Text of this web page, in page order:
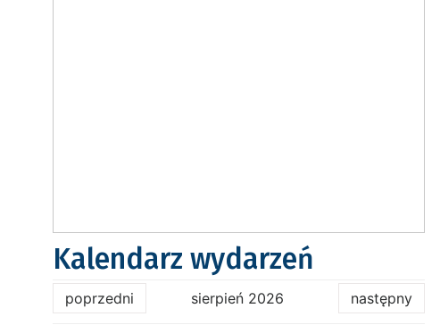
Kalendarz wydarzeń
poprzedni sierpień 2026 następny